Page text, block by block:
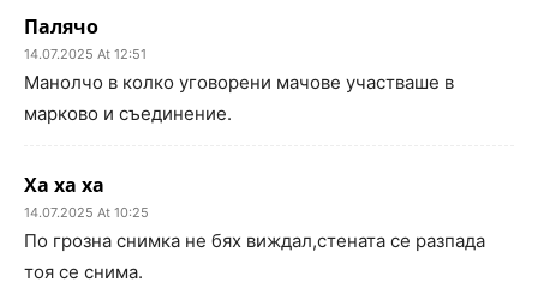
Палячо
14.07.2025 At 12:51
Манолчо в колко уговорени мачове участваше в
марково и съединение.
Ха ха ха
14.07.2025 At 10:25
По грозна снимка не бях виждал,стената се разпада
тоя се снима.